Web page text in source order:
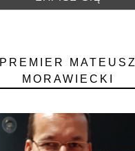
PREMIER MATEUSZ
MORAWIECKI